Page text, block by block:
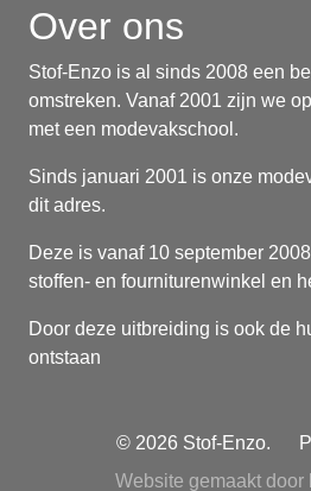
Over ons
Stof-Enzo is al sinds 2008 een
omstreken. Vanaf 2001 zijn we
met een modevakschool.
Sinds januari 2001 is onze
dit adres.
Deze is vanaf 10 september
stoffen- en fourniturenwinkel en
Door deze uitbreiding is ook de
ontstaan
© 2026 Stof-Enzo.
Website gemaakt door